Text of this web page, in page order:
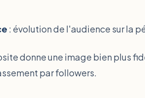
: évolution de l'audience sur la
donne une image bien plus
par followers.